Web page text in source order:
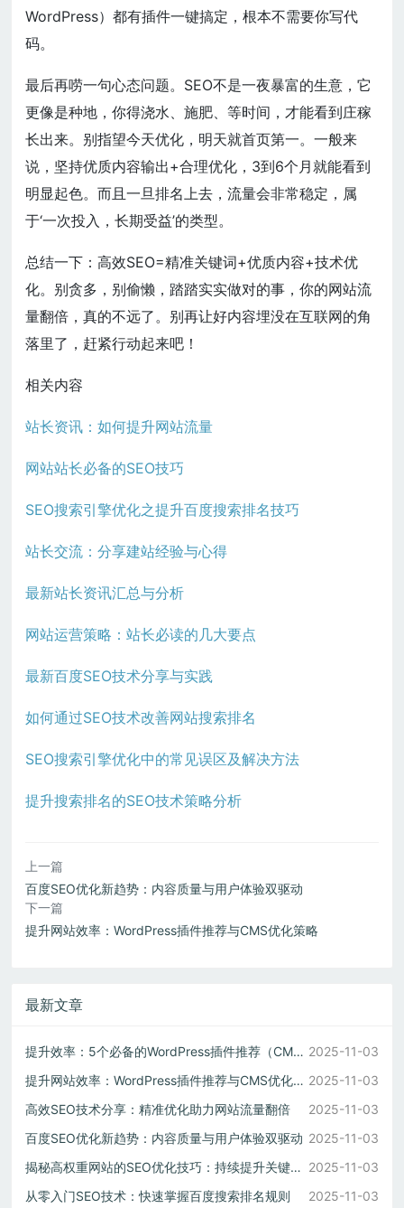
WordPress）都有插件一键搞定，根本不需要你写代
码。
最后再唠一句心态问题。SEO不是一夜暴富的生意，它
更像是种地，你得浇水、施肥、等时间，才能看到庄稼
长出来。别指望今天优化，明天就首页第一。一般来
说，坚持优质内容输出+合理优化，3到6个月就能看到
明显起色。而且一旦排名上去，流量会非常稳定，属
于‘一次投入，长期受益’的类型。
总结一下：高效SEO=精准关键词+优质内容+技术优
化。别贪多，别偷懒，踏踏实实做对的事，你的网站流
量翻倍，真的不远了。别再让好内容埋没在互联网的角
落里了，赶紧行动起来吧！
相关内容
站长资讯：如何提升网站流量
网站站长必备的SEO技巧
SEO搜索引擎优化之提升百度搜索排名技巧
站长交流：分享建站经验与心得
最新站长资讯汇总与分析
网站运营策略：站长必读的几大要点
最新百度SEO技术分享与实践
如何通过SEO技术改善网站搜索排名
SEO搜索引擎优化中的常见误区及解决方法
提升搜索排名的SEO技术策略分析
上一篇
百度SEO优化新趋势：内容质量与用户体验双驱动
下一篇
提升网站效率：WordPress插件推荐与CMS优化策略
最新文章
提升效率：5个必备的WordPress插件推荐（CMS建站必备） 2025-11-03
提升网站效率：WordPress插件推荐与CMS优化策略 2025-11-03
高效SEO技术分享：精准优化助力网站流量翻倍
2025-11-03
百度SEO优化新趋势：内容质量与用户体验双驱动 2025-11-03
揭秘高权重网站的SEO优化技巧：持续提升关键词排名 2025-11-03
从零入门SEO技术：快速掌握百度搜索排名规则
2025-11-03